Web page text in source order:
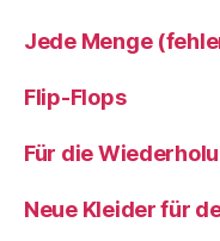
Jede Menge
Flip-Flops
Für die
Neue Kleider für